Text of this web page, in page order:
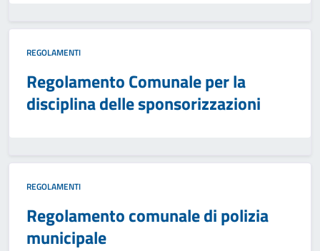
REGOLAMENTI
Regolamento Comunale per la
disciplina delle sponsorizzazioni
REGOLAMENTI
Regolamento comunale di polizia
municipale